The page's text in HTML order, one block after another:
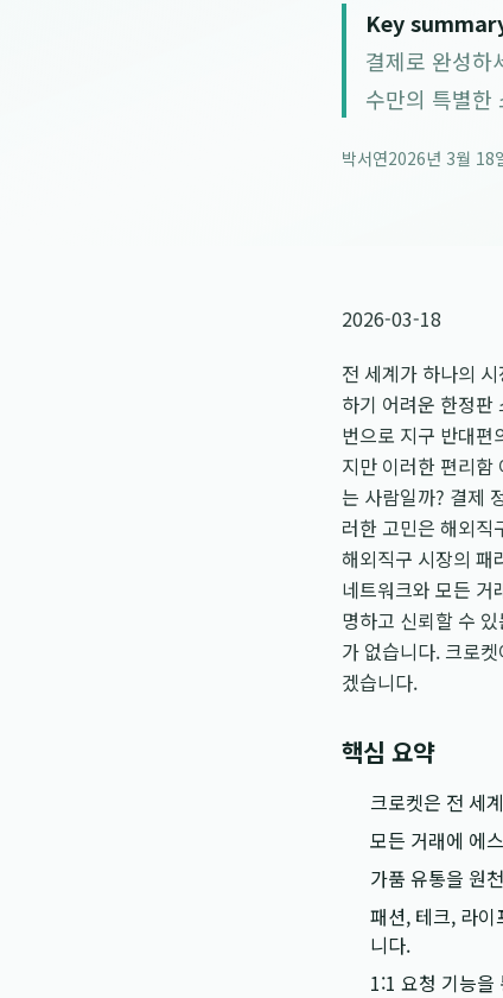
Key
결제로 완성하
수만의 특별한
박서연2026년 3월 18
2026-03-18
전 세계가 하나의
하기 어려운 한정판
번으로 지구 반대편
지만 이러한 편리함
는 사람일까? 결제
러한 고민은 해외직
해외직구 시장의 패
네트워크와 모든 거
명하고 신뢰할 수
가 없습니다. 크로
겠습니다.
핵심 요약
크로켓은 전 세
모든 거래에 에
가품 유통을 원
패션, 테크, 라
니다.
1:1 요청 기능을